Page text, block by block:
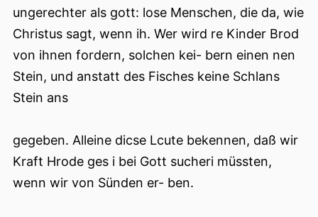
ungerechter als gott: lose Menschen, die da, wie
Christus sagt, wenn ih. Wer wird re Kinder Brod
von ihnen fordern, solchen kei- bern einen nen
Stein, und anstatt des Fisches keine Schlans
Stein ans
gegeben. Alleine dicse Lcute bekennen, daß wir
Kraft Hrode ges i bei Gott sucheri müssten,
wenn wir von Sünden er- ben.